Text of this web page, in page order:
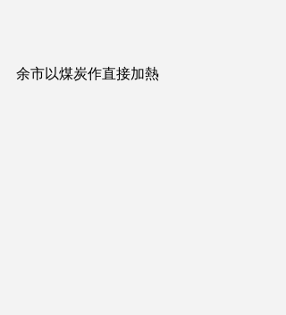
余市以煤炭作直接加熱